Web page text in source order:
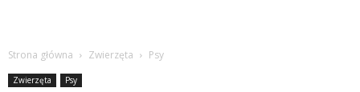
Strona główna Zwierzęta Psy
Zwierzęta Psy